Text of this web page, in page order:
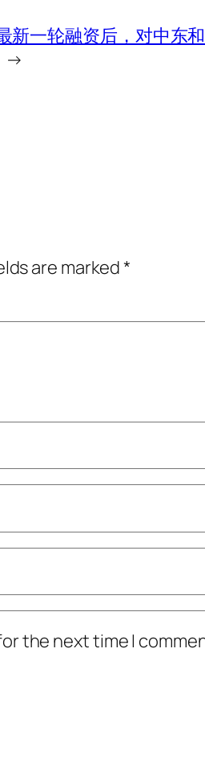
新一轮融资后，对中东
→
are marked*
the next time I